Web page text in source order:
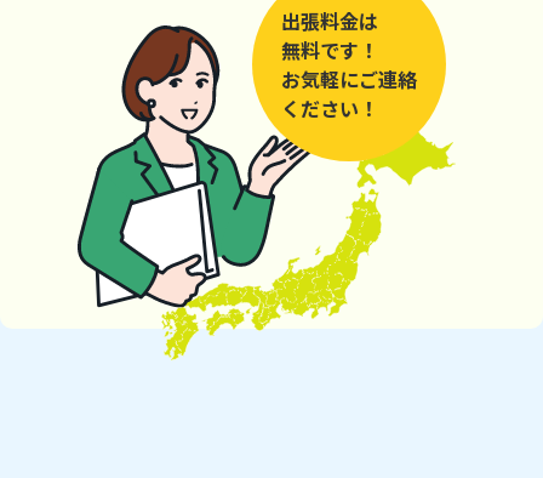
出張料金は
無料です！
お気軽にご連絡
ください！